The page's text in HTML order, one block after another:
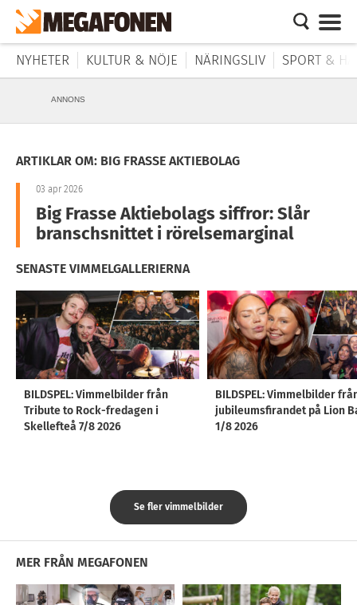
NYHETER KULTUR & NÖJE NÄRINGSLIV SPORT &
ANNONS
ARTIKLAR OM: BIG FRASSE AKTIEBOLAG
03 apr 2026
Big Frasse Aktiebolags siffror: Slår
branschsnittet i rörelsemarginal
SENASTE VIMMELGALLERIERNA
BILDSPEL: Vimmelbilder från
Tribute to Rock-fredagen i
Skellefteå 7/8 2026
BILDSPEL: Vimmelbilder
jubileumsfirandet på Lion
1/8 2026
Se fler vimmelbilder
MER FRÅN MEGAFONEN